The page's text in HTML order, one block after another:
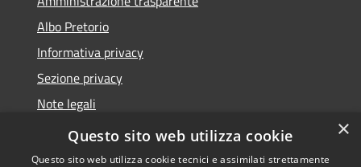
Albo Pretorio
Informativa privacy
Sezione privacy
Note legali
Dichiarazione di accessibilità
×
Questo sito web utilizza cookie
Questo sito web utilizza cookie tecnici e assimilati strettamente